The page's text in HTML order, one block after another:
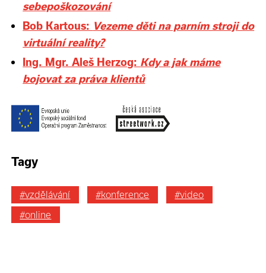
sebepoškozování
Bob Kartous: Vezeme děti na parním stroji do
virtuální reality?
Ing. Mgr. Aleš Herzog: Kdy a jak máme
bojovat za práva klientů
Tagy
#vzdělávání #konference
#video
#online